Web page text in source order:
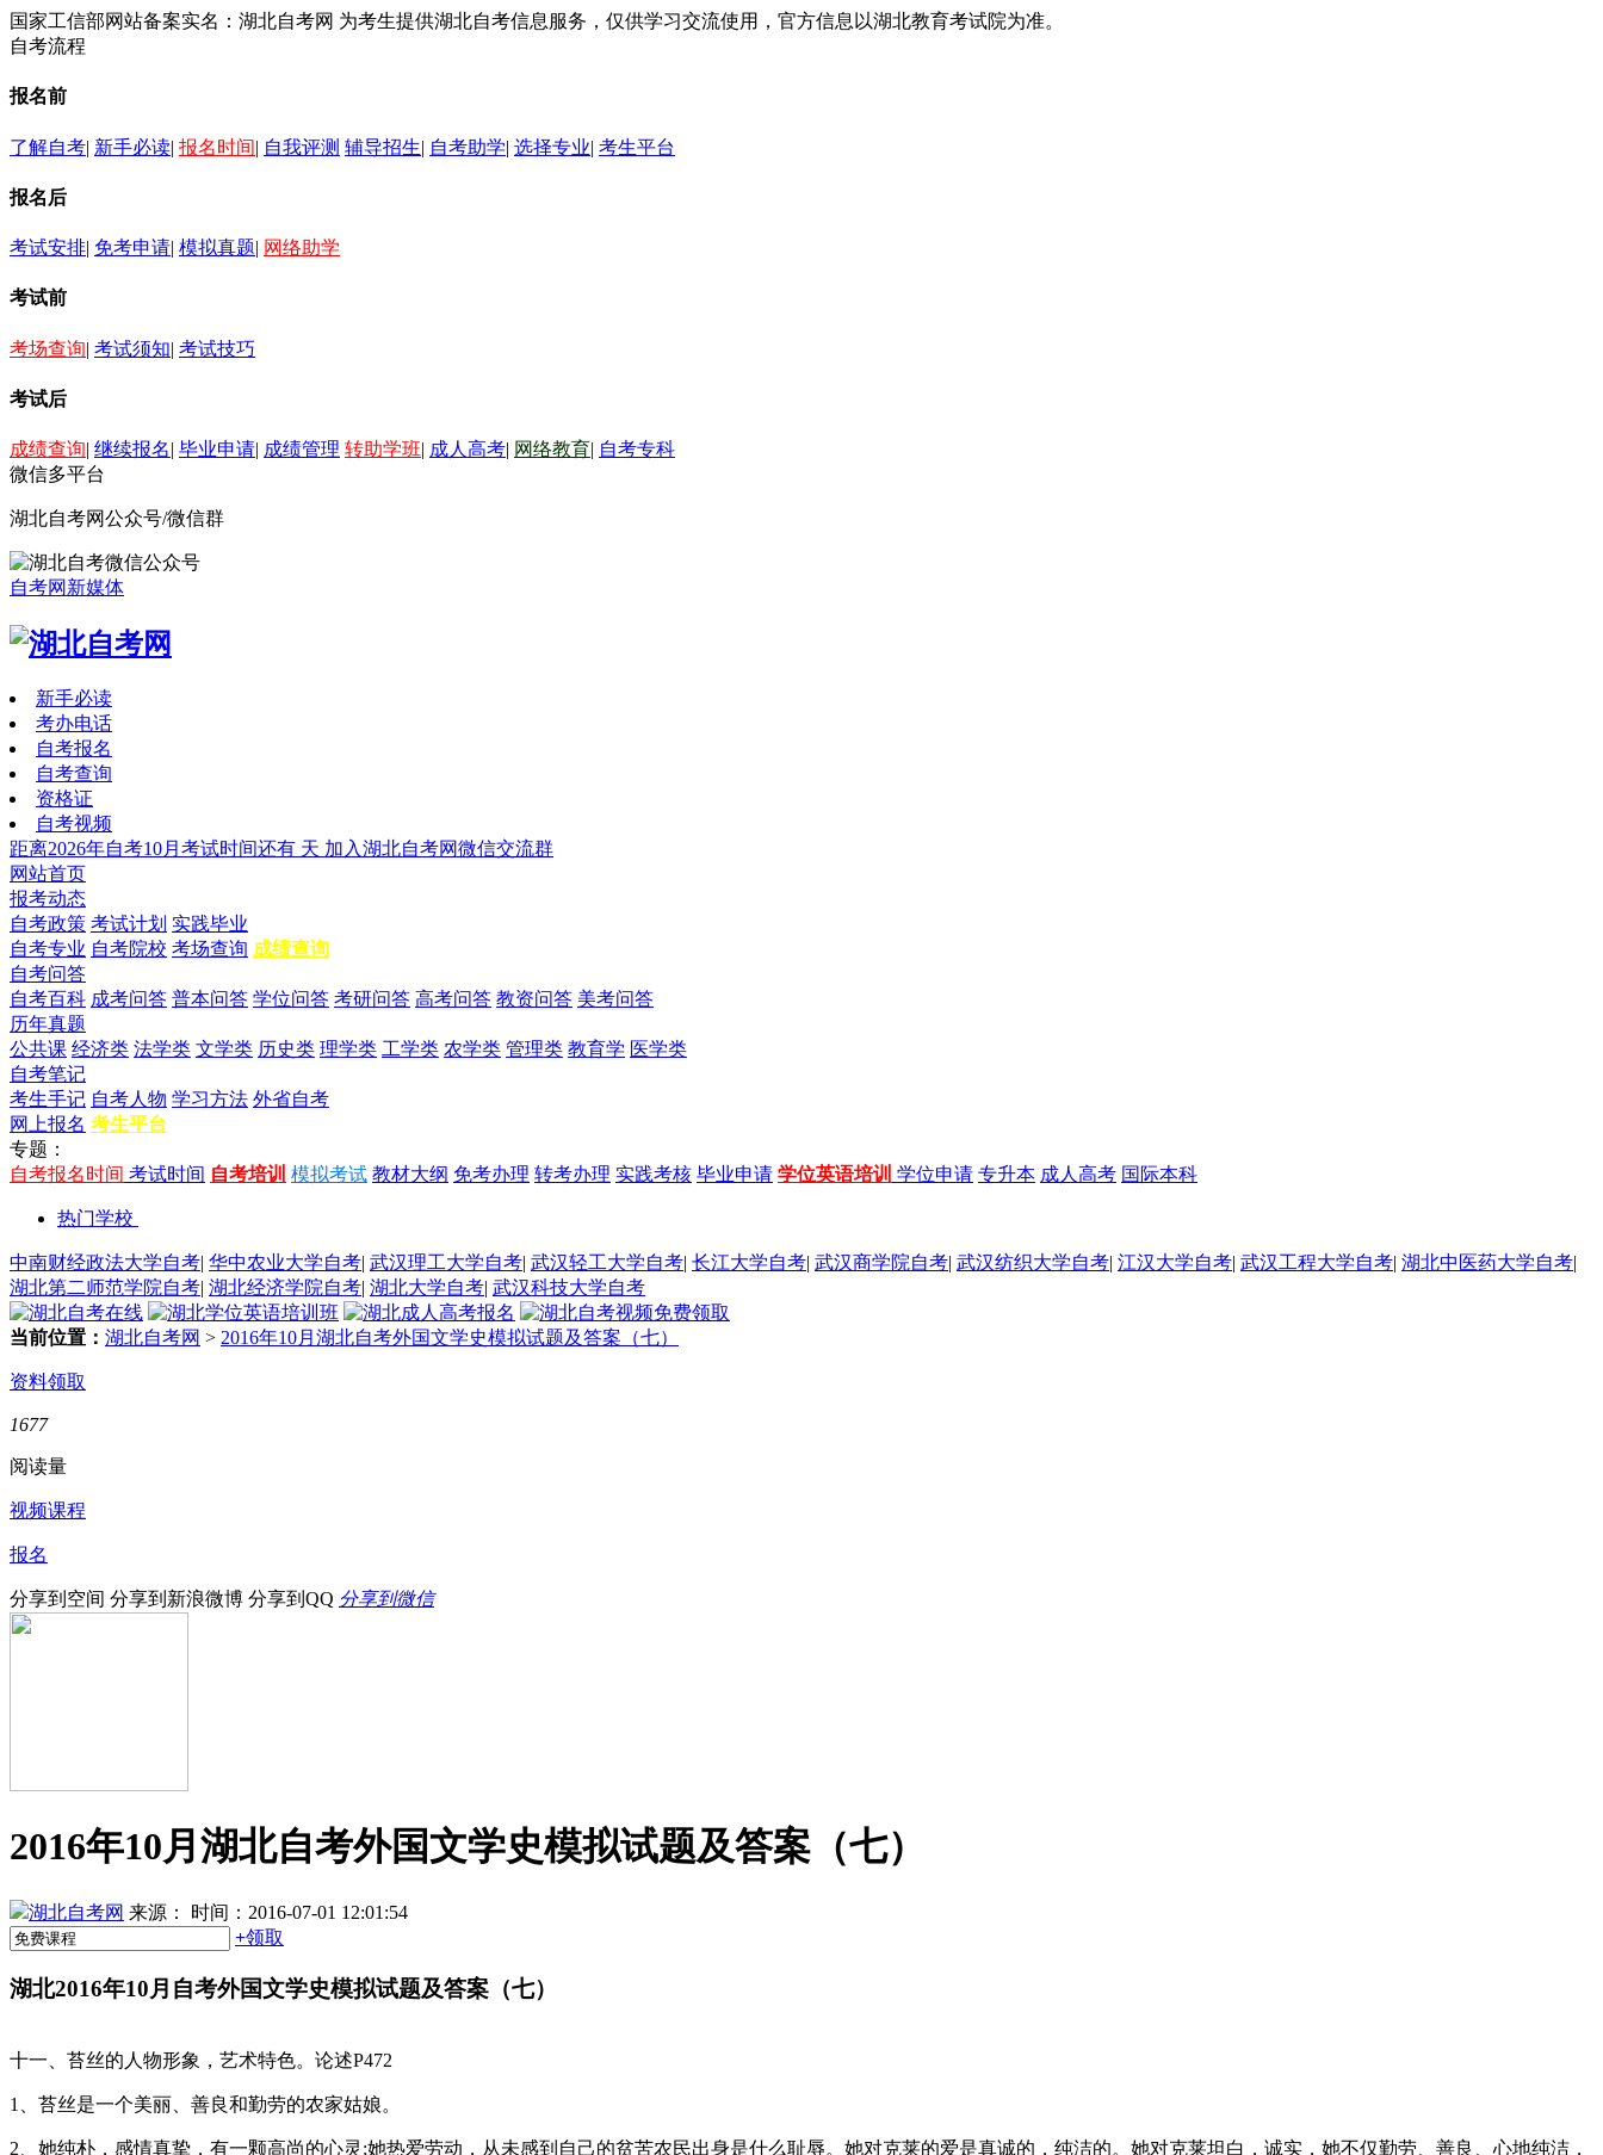
国家工信部网站备案实名：湖北自考网 为考生提供湖北自考信息服务，仅供学习交流使用，官方信息以湖北教育考试院为准。
自考流程
报名前
了解自考| 新手必读| 报名时间| 自我评测 辅导招生| 自考助学| 选择专业| 考生平台
报名后
考试安排| 免考申请| 模拟真题| 网络助学
考试前
考场查询| 考试须知| 考试技巧
考试后
成绩查询| 继续报名| 毕业申请| 成绩管理 转助学班| 成人高考| 网络教育| 自考专科
微信多平台
湖北自考网公众号/微信群
自考网新媒体
新手必读
考办电话
自考报名
自考查询
资格证
自考视频
距离2026年自考10月考试时间还有 天 加入湖北自考网微信交流群
网站首页
报考动态
自考政策 考试计划 实践毕业
自考专业 自考院校 考场查询 成绩查询
自考问答
自考百科 成考问答 普本问答 学位问答 考研问答 高考问答 教资问答 美考问答
历年真题
公共课 经济类 法学类 文学类 历史类 理学类 工学类 农学类 管理类 教育学 医学类
自考笔记
考生手记 自考人物 学习方法 外省自考
网上报名 考生平台
专题：
自考报名时间 考试时间 自考培训 模拟考试 教材大纲 免考办理 转考办理 实践考核 毕业申请 学位英语培训 学位申请 专升本 成人高考 国际本科
热门学校
中南财经政法大学自考| 华中农业大学自考| 武汉理工大学自考| 武汉轻工大学自考| 长江大学自考| 武汉商学院自考| 武汉纺织大学自考| 江汉大学自考| 武汉工程大学自考| 湖北中医药大学自考|
湖北第二师范学院自考| 湖北经济学院自考| 湖北大学自考| 武汉科技大学自考
当前位置： 湖北自考网 > 2016年10月湖北自考外国文学史模拟试题及答案（七）
资料领取
1677
阅读量
视频课程
报名
分享到空间 分享到新浪微博 分享到QQ 分享到微信
2016年10月湖北自考外国文学史模拟试题及答案（七）
湖北自考网 来源：
时间：2016-07-01 12:01:54
+领取
湖北2016年10月自考外国文学史模拟试题及答案（七）
十一、苔丝的人物形象，艺术特色。论述P472
1、苔丝是一个美丽、善良和勤劳的农家姑娘。
2、她纯朴，感情真挚，有一颗高尚的心灵;她热爱劳动，从未感到自己的贫苦农民出身是什么耻辱。她对克莱的爱是真诚的，纯洁的。她对克莱坦白，诚实，她不仅勤劳、善良、心地纯洁，